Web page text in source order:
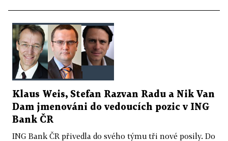
Klaus Weis, Stefan Razvan Radu a Nik Van
Dam jmenováni do vedoucích pozic v ING
Bank ČR
ING Bank ČR přivedla do svého týmu tři nové posily. Do